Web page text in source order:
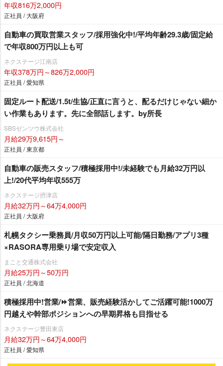
年収816万2,000円
正社員 / 大阪府
自動車の買取営業スタッフ/採用強化中!/平均年齢29.3歳/固定給
で年収800万円以上も可
ネクステージ江南店
年収378万円～826万2,000円
正社員 / 愛知県
固定ルート配送/1.5t/生協/正直に言うと、配るだけじゃない細か
い作業もあります。先に全部話します。by所長
SBSゼンツウ株式会社
月給29万9,615円～
正社員 / 東京都
自動車の販売スタッフ/積極採用中!/未経験でも月給32万円以
上!/20代平均年収555万
ネクステージ摂津店
月給32万円～64万4,000円
正社員 / 大阪府
札幌タクシー乗務員/月収50万円以上可能/隔日勤務/アプリ3種
×RASORA専用乗り場で安定収入
まこと交通株式会社
月給25万円～50万円
正社員 / 北海道
積極採用中!営業/⏩️営業、販売経験活かしてご活躍可能!1000万
円越えや幹部ポジションへの早期昇格も目指せる
ネクステージ豊田東店
月給32万円～64万4,000円
正社員 / 愛知県